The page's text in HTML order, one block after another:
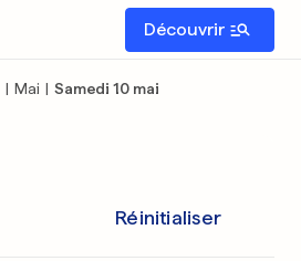
Découvrir
| Mai | Samedi 10 mai
Réinitialiser